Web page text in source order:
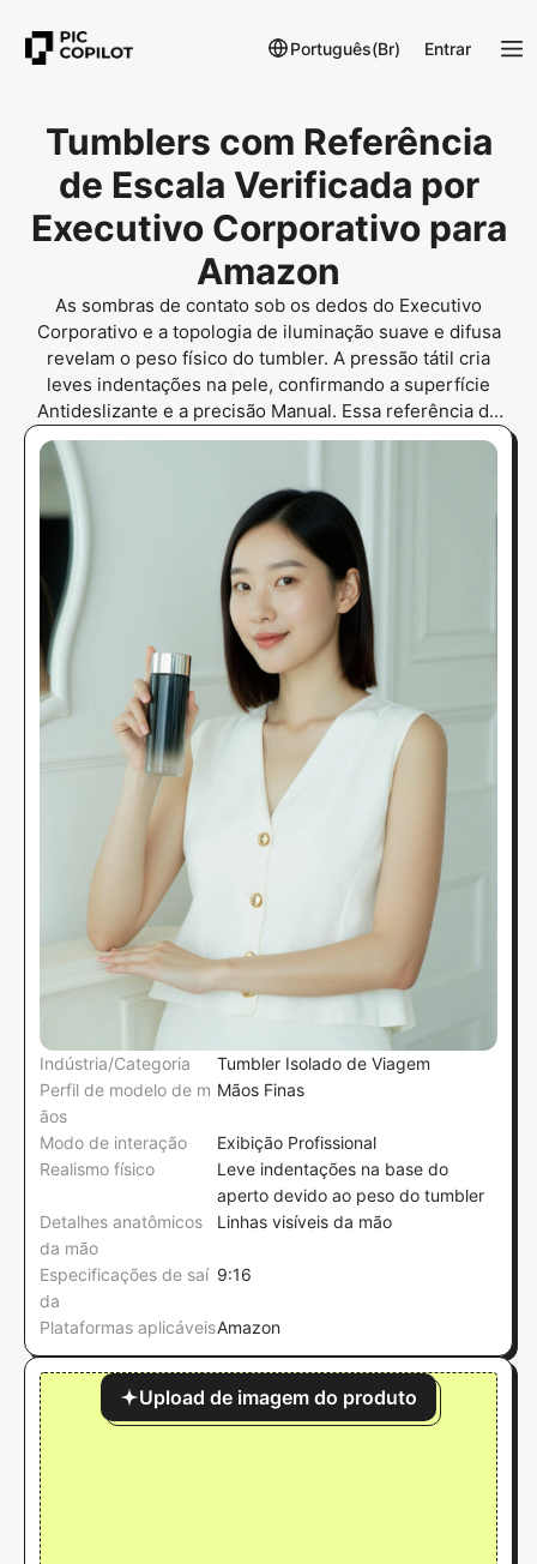
Português(Br) Entrar
Tumblers com Referência
de Escala Verificada por
Executivo Corporativo para
Amazon
As sombras de contato sob os dedos do Executivo
Corporativo e a topologia de iluminação suave e difusa
revelam o peso físico do tumbler. A pressão tátil cria
leves indentações na pele, confirmando a superfície
Antideslizante e a precisão Manual. Essa referência de
Escala elimina a incerteza de tamanho com Realismo
Indústria/Categoria
Tumbler Isolado de Viagem
Perfil de modelo de m
ãos
Mãos Finas
Modo de interação
Exibição Profissional
Realismo físico
Leve indentações na base do
aperto devido ao peso do tumbler
Detalhes anatômicos
da mão
Linhas visíveis da mão
Especificações de saí
da
9:16
Plataformas aplicáveisAmazon
Upload de imagem do produto